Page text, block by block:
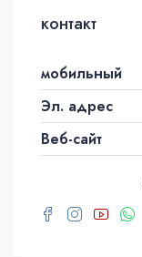
контакт
мобильный
Эл. адрес
Веб-сайт